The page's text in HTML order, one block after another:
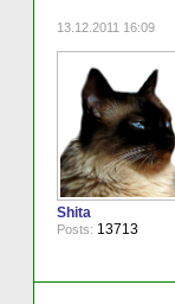
13.12.2011 16:09
Shita
Posts: 13713